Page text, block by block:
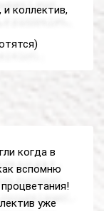
коллектив,
когда в
вспомню
уже